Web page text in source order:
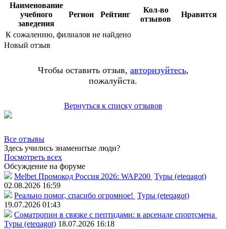
Наименование
учебного
заведения
Регион Рейтинг
Кол-во
отзывов
Нравится
К сожалению, филиалов не найдено
Новый отзыв
Чтобы оставить отзыв, авторизуйтесь,
пожалуйста.
Вернуться к списку отзывов
Все отзывы
Здесь учились знаменитые люди?
Посмотреть всех
Обсуждение на форуме
Melbet Промокод Россия 2026: WAP200 Туры (eteqagot)
02.08.2026 16:59
Реально помог, спасибо огромное! Туры (eteqagot)
19.07.2026 01:43
Соматропин в связке с пептидами: в арсенале спортсмена
Туры (eteqagot) 18.07.2026 16:18